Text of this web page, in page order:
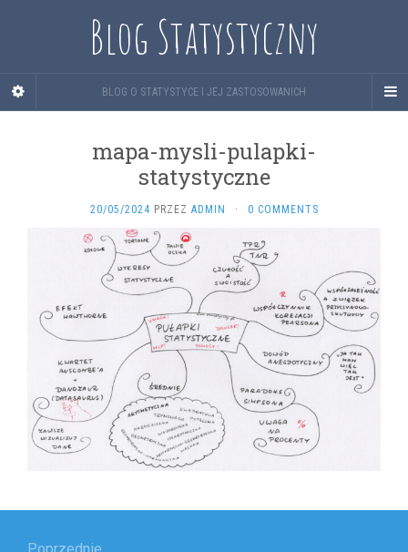
Blog Statystyczny
BLOG O STATYSTYCE I JEJ ZASTOSOWANICH
mapa-mysli-pulapki-
statystyczne
20/05/2024 PRZEZ ADMIN · 0 COMMENTS